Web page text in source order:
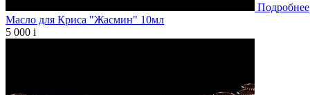
Подробнее
Масло для Криса "Жасмин" 10мл
5 000 i